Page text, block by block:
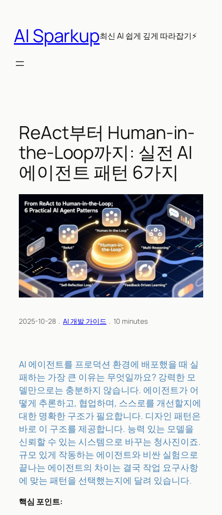
AI Sparkup최신 AI 쉽게 깊게 따라잡기⚡
ReAct부터 Human-in-
the-Loop까지: 실전 AI
에이전트 패턴 6가지
2025-10-28 ﹒ AI 개발 가이드 ﹒ 10 minutes
AI 에이전트를 프로덕션 환경에 배포했을 때 실
패하는 가장 큰 이유는 무엇일까요? 강력한 모
델만으로는 충분하지 않습니다. 에이전트가 어
떻게 추론하고, 협업하며, 스스로를 개선할지에
대한 명확한 구조가 필요합니다. 디자인 패턴은
바로 이 구조를 제공합니다. 능력 있는 모델을
신뢰할 수 있는 시스템으로 바꾸는 청사진이죠.
규모 있게 작동하는 에이전트와 비싼 실험으로
끝나는 에이전트의 차이는 결국 작업 요구사항
에 맞는 패턴을 선택했는지에 달려 있습니다.
핵심 포인트: